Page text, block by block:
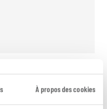
À propos des cookies
loin